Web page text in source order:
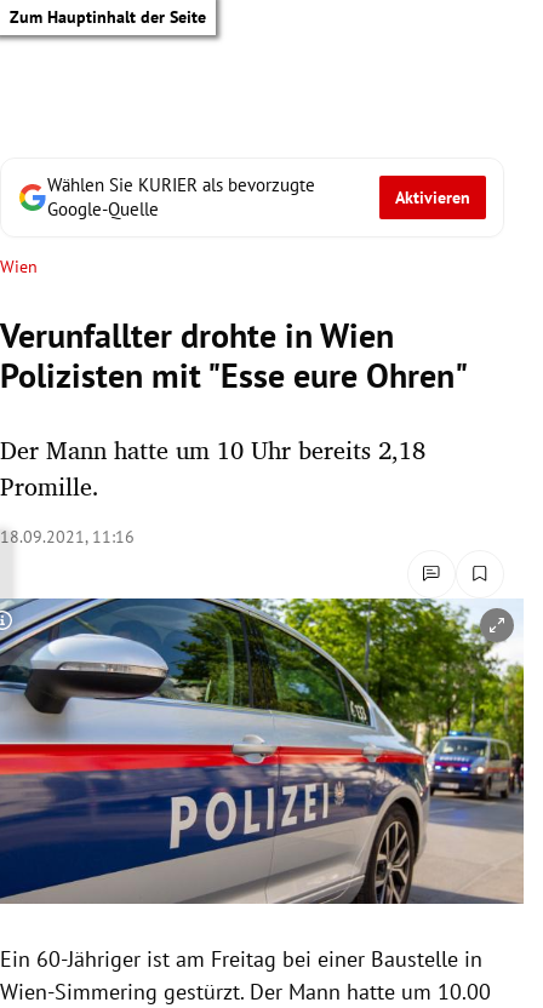
Zum Hauptinhalt der Seite
Untermenü
Untermenü
Untermenü
Untermenü
Untermenü
Untermenü
Wählen Sie KURIER als bevorzugte
Google-Quelle
Aktivieren
Wien
Verunfallter drohte in Wien
Polizisten mit "Esse eure Ohren"
Der Mann hatte um 10 Uhr bereits 2,18
Promille.
18.09.2021, 11:16
Copyright-Hinweis öffnen/schließen
Ein 60-Jähriger ist am Freitag bei einer Baustelle in
Wien-Simmering gestürzt. Der Mann hatte um 10.00